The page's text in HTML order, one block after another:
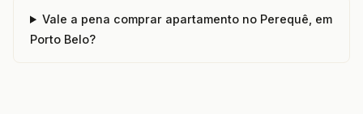
Vale a pena comprar apartamento no Perequê, em
Porto Belo?